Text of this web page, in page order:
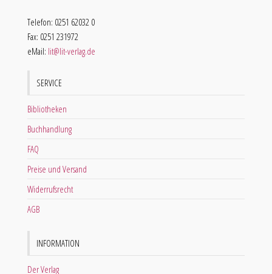
Telefon: 0251 62032 0
Fax: 0251 231972
eMail: lit@lit-verlag.de
SERVICE
Bibliotheken
Buchhandlung
FAQ
Preise und Versand
Widerrufsrecht
AGB
INFORMATION
Der Verlag